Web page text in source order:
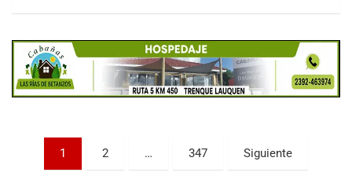
Paginación
1 2 … 347 Siguiente
KDO - F6
Ciudad de Trenque Lauquen (Asfalto)
Trenque Lauquen (Buenos Aires)
Parque de la Velocidad (Asfalto)
Villaguay (Entre Ríos)